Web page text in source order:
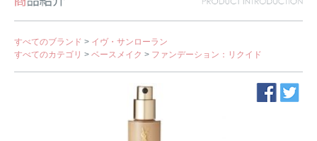
すべてのブランド > イヴ・サンローラン
すべてのカテゴリ > ベースメイク > ファンデーション：リクイド